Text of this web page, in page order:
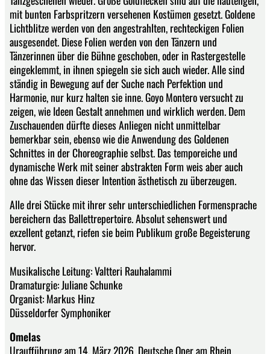
mit bunten Farbspritzern versehenen Kostümen gesetzt. Goldene
Lichtblitze werden von den angestrahlten, rechteckigen Folien
ausgesendet. Diese Folien werden von den Tänzern und
Tänzerinnen über die Bühne geschoben, oder in Rastergestelle
eingeklemmt, in ihnen spiegeln sie sich auch wieder. Alle sind
ständig in Bewegung auf der Suche nach Perfektion und
Harmonie, nur kurz halten sie inne. Goyo Montero versucht zu
zeigen, wie Ideen Gestalt annehmen und wirklich werden. Dem
Zuschauenden dürfte dieses Anliegen nicht unmittelbar
bemerkbar sein, ebenso wie die Anwendung des Goldenen
Schnittes in der Choreographie selbst. Das temporeiche und
dynamische Werk mit seiner abstrakten Form weis aber auch
ohne das Wissen dieser Intention ästhetisch zu überzeugen.
Alle drei Stücke mit ihrer sehr unterschiedlichen Formensprache
bereichern das Ballettrepertoire. Absolut sehenswert und
exzellent getanzt, riefen sie beim Publikum große Begeisterung
hervor.
Musikalische Leitung: Valtteri Rauhalammi
Dramaturgie: Juliane Schunke
Organist: Markus Hinz
Düsseldorfer Symphoniker
Omelas
Uraufführung am 14. März 2026, Deutsche Oper am Rhein